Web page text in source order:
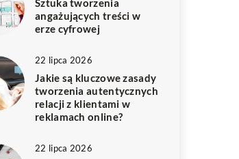
Sztuka tworzenia
angażujących treści w
erze cyfrowej
22 lipca 2026
Jakie są kluczowe zasady
tworzenia autentycznych
relacji z klientami w
reklamach online?
22 lipca 2026